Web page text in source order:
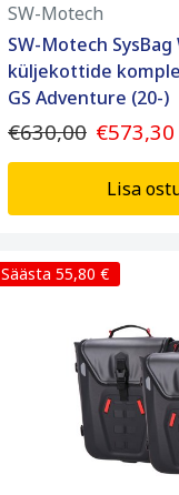
SW-Motech
SW-Motech SysBag
küljekottide
GS Adventure (20-)
€630,00 €573,30
Lisa
Säästa 55,80 €